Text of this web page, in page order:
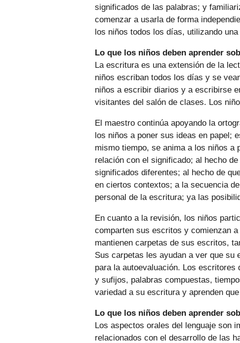
significados de las palabras; y
comenzar a usarla de forma
los niños todos los días, utilizando
Lo que los niños deben aprender
La escritura es una extensión de la
niños escriban todos los días y se
niños a escribir diarios y a escribirse
visitantes del salón de clases. Los
El maestro continúa apoyando la
los niños a poner sus ideas en papel;
mismo tiempo, se anima a los niños a
relación con el significado; al hecho
significados diferentes; al hecho de
en ciertos contextos; a la secuencia
personal de la escritura; ya las
En cuanto a la revisión, los niños
comparten sus escritos y comienzan
mantienen carpetas de sus escritos,
Sus carpetas les ayudan a ver que su
para la autoevaluación. Los escritores
y sufijos, palabras compuestas,
variedad a su escritura y aprenden
Lo que los niños deben aprender
Los aspectos orales del lenguaje son
relacionados con el desarrollo de las